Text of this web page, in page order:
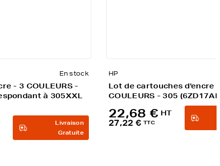
En stock
- 3 COULEURS -
à 305XXL
Livraison
Gratuite
HP
Lot de cartouches d'encre
COULEURS - 305
22,68 € HT
27,22 € TTC